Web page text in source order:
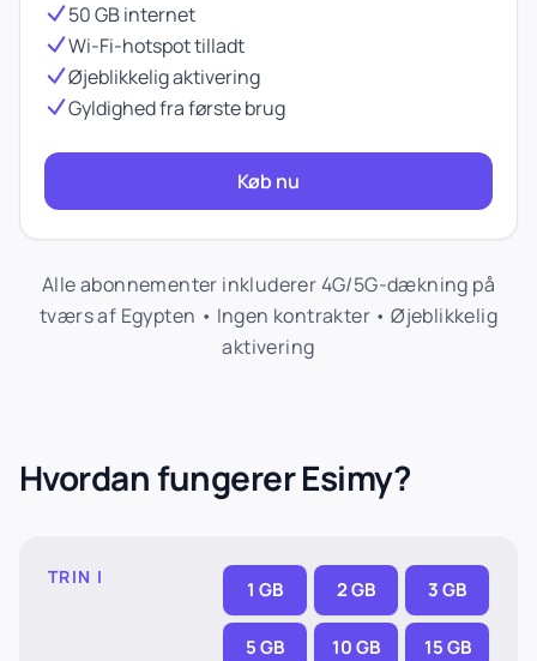
50 GB internet
Wi-Fi-hotspot tilladt
Øjeblikkelig aktivering
Gyldighed fra første brug
Køb nu
Alle abonnementer inkluderer 4G/5G-dækning på
tværs af Egypten • Ingen kontrakter • Øjeblikkelig
aktivering
Hvordan fungerer Esimy?
TRIN I
1 GB 2 GB 3 GB
5 GB 10 GB 15 GB